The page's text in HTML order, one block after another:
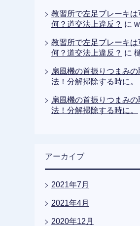
教習所で左足ブレーキ
何？道交法上違反？ に
教習所で左足ブレーキ
何？道交法上違反？ に
扇風機の首振りつまみ
法！分解掃除する時に。
扇風機の首振りつまみ
法！分解掃除する時に。
アーカイブ
2021年7月
2021年4月
2020年12月